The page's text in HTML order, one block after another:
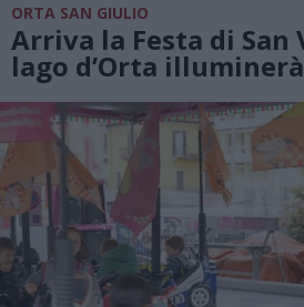
ORTA SAN GIULIO
Arriva la Festa di San
lago d’Orta